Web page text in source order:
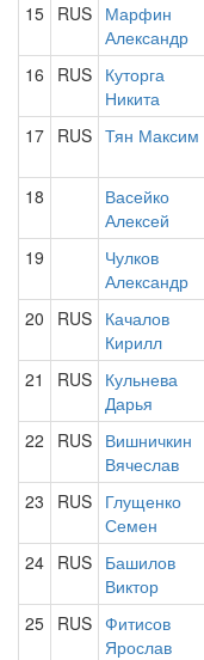
15 RUS Марфин
Александр
16 RUS Куторга
Никита
17 RUS Тян Максим
18
Васейко
Алексей
19
Чулков
Александр
20 RUS Качалов
Кирилл
21 RUS Кульнева
Дарья
22 RUS Вишничкин
Вячеслав
23 RUS Глущенко
Семен
24 RUS Башилов
Виктор
25 RUS Фитисов
Ярослав